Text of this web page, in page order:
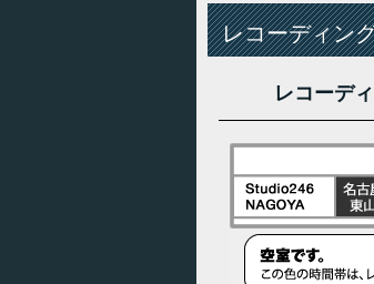
レコーディン
レコーデ